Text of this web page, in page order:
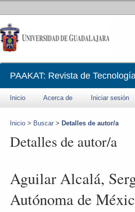
PAAKAT: Revista de
Inicio Acerca de Iniciar sesión
Inicio > Buscar > Detalles de autor/a
Detalles de autor/a
Aguilar Alcalá,
Autónoma de